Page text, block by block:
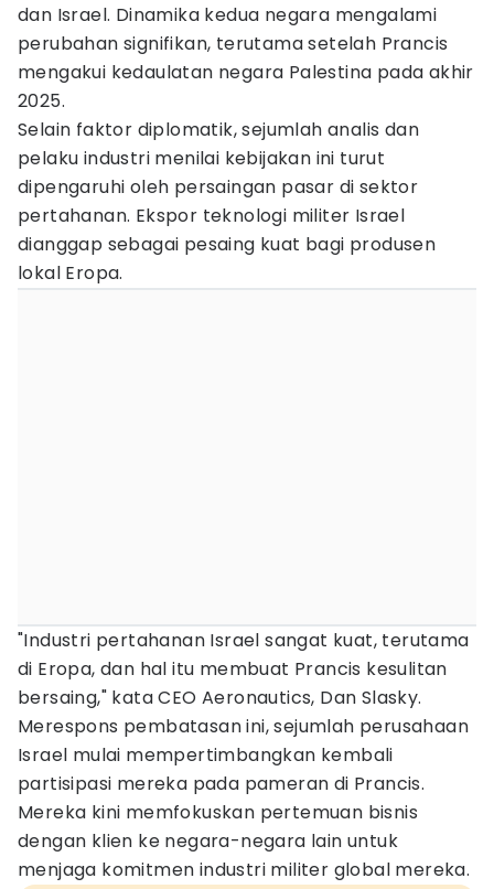
dan Israel. Dinamika kedua negara mengalami
perubahan signifikan, terutama setelah Prancis
mengakui kedaulatan negara Palestina pada akhir
2025.
Selain faktor diplomatik, sejumlah analis dan
pelaku industri menilai kebijakan ini turut
dipengaruhi oleh persaingan pasar di sektor
pertahanan. Ekspor teknologi militer Israel
dianggap sebagai pesaing kuat bagi produsen
lokal Eropa.
"Industri pertahanan Israel sangat kuat, terutama
di Eropa, dan hal itu membuat Prancis kesulitan
bersaing," kata CEO Aeronautics, Dan Slasky.
Merespons pembatasan ini, sejumlah perusahaan
Israel mulai mempertimbangkan kembali
partisipasi mereka pada pameran di Prancis.
Mereka kini memfokuskan pertemuan bisnis
dengan klien ke negara-negara lain untuk
menjaga komitmen industri militer global mereka.